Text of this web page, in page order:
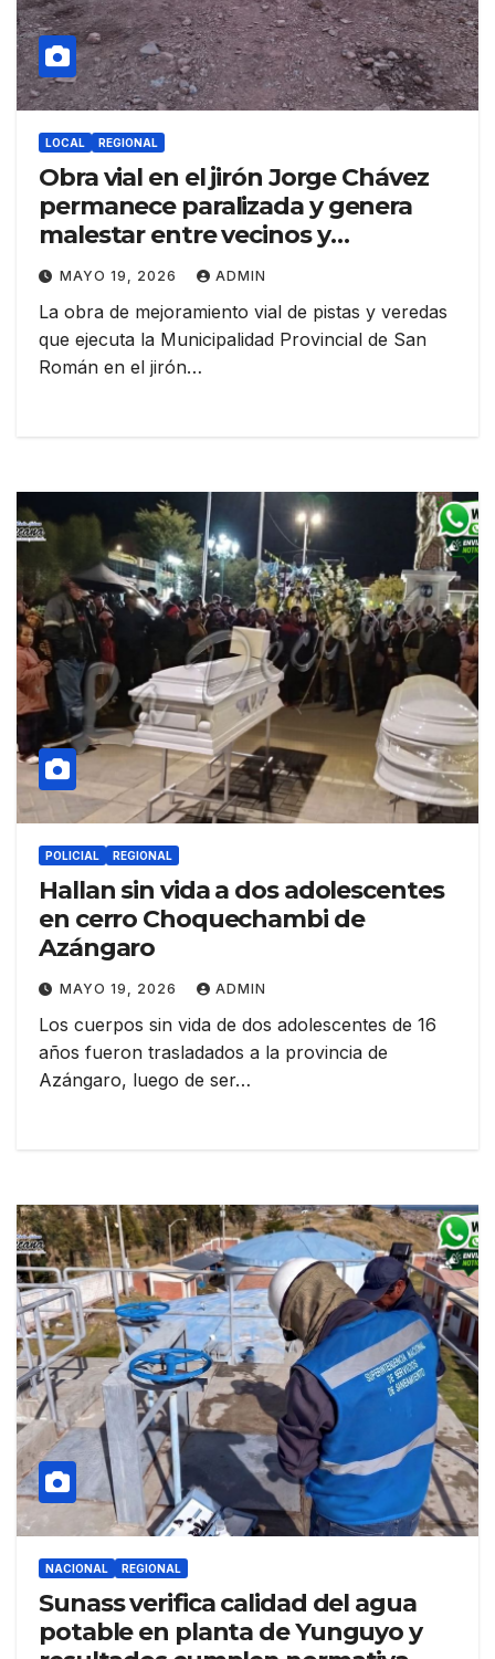
LOCAL REGIONAL
Obra vial en el jirón Jorge Chávez
permanece paralizada y genera
malestar entre vecinos y
comerciantes
MAYO 19, 2026 ADMIN
La obra de mejoramiento vial de pistas y veredas
que ejecuta la Municipalidad Provincial de San
Román en el jirón…
POLICIAL REGIONAL
Hallan sin vida a dos adolescentes
en cerro Choquechambi de
Azángaro
MAYO 19, 2026 ADMIN
Los cuerpos sin vida de dos adolescentes de 16
años fueron trasladados a la provincia de
Azángaro, luego de ser…
NACIONAL REGIONAL
Sunass verifica calidad del agua
potable en planta de Yunguyo y